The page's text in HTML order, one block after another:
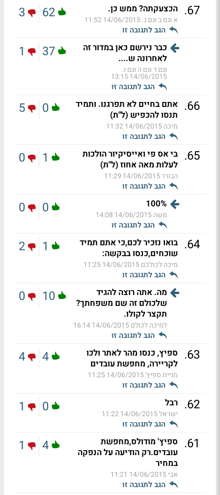
67
. הכצעקתה? ממש כן.
א וגם ב וגם ג.14/06/2015 11:52
הגב לתגובה זו
62
3
כבר נירשם כאן במדור זה
לאחרונה ש....
וגם ד וגם ה וגם ו.
14/06/2015 13:15
הגב לתגובה זו
37
1
66
. אתם בחיים לא תפרגנו. ותמיד
תנסו להכפיש (ל"ת)
מיכה14/06/2015 11:32
הגב לתגובה זו
0
5
65
. בי אס פי ואייסיקיור הולכות
לעלות מאה אחוז (ל"ת)
הבורר14/06/2015 11:29
הגב לתגובה זו
1
0
100%
משה14/06/2015 14:08
הגב לתגובה זו
0
0
64
. בואו נזכיר לכם,כי אתם תמיד
שוכחים,כנסו בבקשה:
מיכה לכולכם14/06/2015 11:25
הגב לתגובה זו
1
2
מה. אתה רוצה להגיד
שלכולם זה שם משפחתך?
תקצר לקולו.
למיכה לכולם14/06/2015 16:14
הגב לתגובה זו
10
0
63
. ספיץ, כנסו מהר לאתר ולכו
לקריירה, מחפשת עובדים
מניית ספיץ'14/06/2015 11:25
הגב לתגובה זו
4
4
62
. רבל
ישראל14/06/2015 11:22
הגב לתגובה זו
0
1
61
. ספיץ' מודולס,מחפשת
עובדים.רק הודיעה על הנפקה
במחיר
אבי14/06/2015 11:21
הגב לתגובה זו
4
1